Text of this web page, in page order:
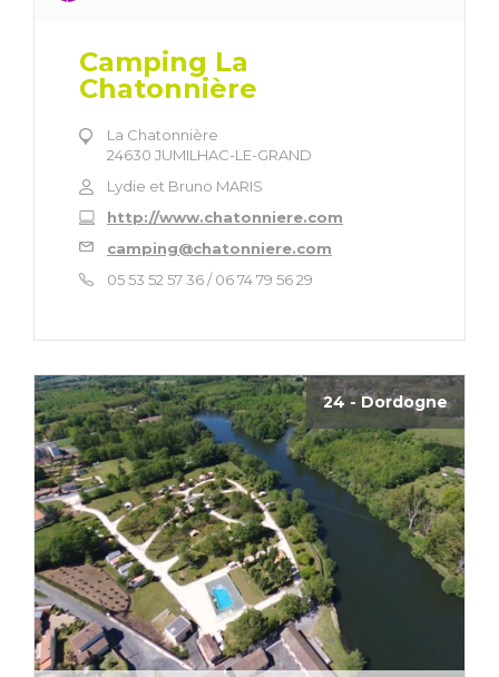
Camping La
Chatonnière
La Chatonnière
24630 JUMILHAC-LE-GRAND
Lydie et Bruno MARIS
http://www.chatonniere.com
camping@chatonniere.com
05 53 52 57 36 / 06 74 79 56 29
24 - Dordogne